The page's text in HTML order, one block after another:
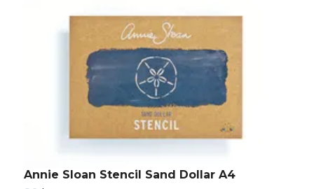
Annie Sloan Stencil Sand Dollar A4